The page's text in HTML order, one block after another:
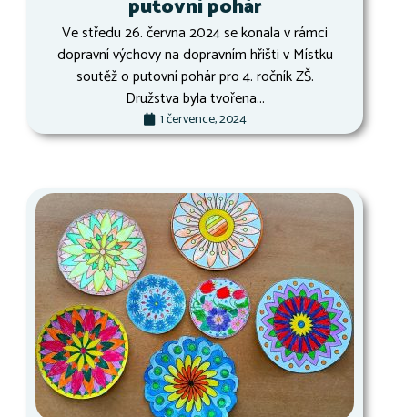
putovní pohár
Ve středu 26. června 2024 se konala v rámci
dopravní výchovy na dopravním hřišti v Místku
soutěž o putovní pohár pro 4. ročník ZŠ.
Družstva byla tvořena...
1 července, 2024